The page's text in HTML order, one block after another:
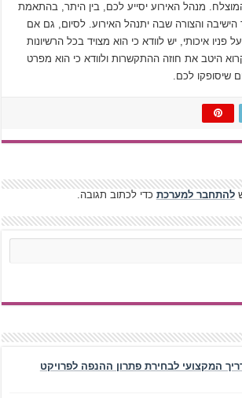
המוצלח. מנהל האירוע יסייע לכם, בין היתר, בהתאמת
והצורה שבה יתנהל האירוע. לסיום, גם אם
איכותי, יש לוודא כי הוא מצויד בכל הרשיונות
היטב את חוזה ההתקשרות ולוודא כי הוא מפרט
שיסופקו לכם.
להתחבר למערכת כדי לכתוב תגובה.
המקצועי לבחירת פתרון ההנפה לפרויקט